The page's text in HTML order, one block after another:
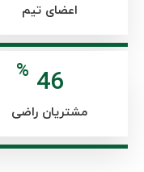
اعضای تیم
57
%
مشتریان راضی